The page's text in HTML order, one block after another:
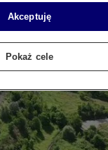
Akceptuję
Pokaż cele